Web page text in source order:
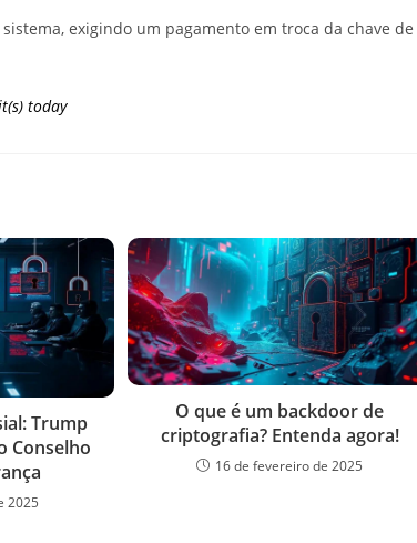
exigindo um pagamento em troca da chave de
today
Trump
Conselho
2025
O que é um backdoor de
criptografia? Entenda agora!
16 de fevereiro de 2025